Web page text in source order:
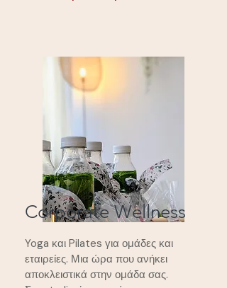
Corporate Wellness
Yoga και Pilates για ομάδες και
εταιρείες. Μια ώρα που ανήκει
αποκλειστικά στην ομάδα σας.